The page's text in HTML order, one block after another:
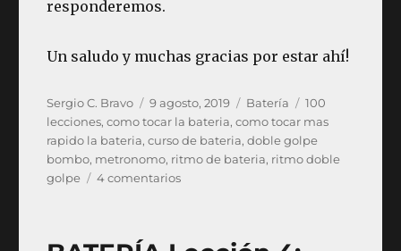
responderemos.
Un saludo y muchas gracias por estar ahí!
Autor
Sergio C. Bravo
Publicado
el
9 agosto, 2019 Categorías
Batería Etiquetas
100
lecciones,como tocar la bateria,como tocar mas
rapido la bateria,curso de bateria,doble golpe
bombo, metronomo, ritmo de bateria, ritmo doble
golpe
4 comentariosen